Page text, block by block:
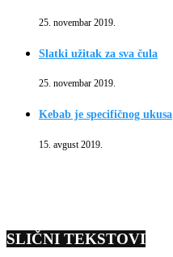
25. novembar 2019.
Slatki užitak za sva čula
25. novembar 2019.
Kebab je specifičnog ukusa
15. avgust 2019.
SLIČNI TEKSTOVI